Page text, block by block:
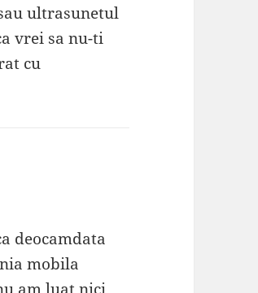
ultrasunetul
vrei sa nu-ti
cu
deocamdata
mobila
am luat nici